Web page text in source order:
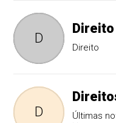
D
Direito
Direito
D
Últimas